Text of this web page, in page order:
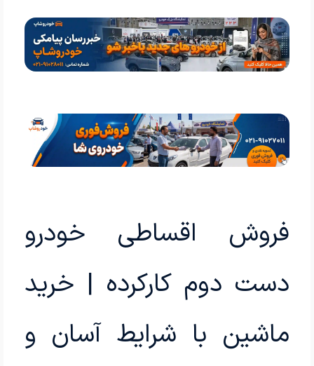
فروش اقساطی خودرو
دست دوم کارکرده | خرید
ماشین با شرایط آسان و